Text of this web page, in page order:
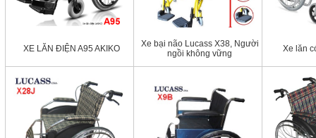
XE LĂN ĐIỆN A95 AKIKO
Xe bại não Lucass X38, Người
ngồi không vững
Xe lăn